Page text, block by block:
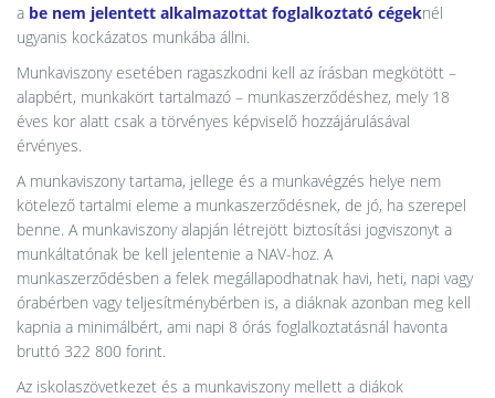
a be nem jelentett alkalmazottat foglalkoztató cégeknél
ugyanis kockázatos munkába állni.
Munkaviszony esetében ragaszkodni kell az írásban megkötött –
alapbért, munkakört tartalmazó – munkaszerződéshez, mely 18
éves kor alatt csak a törvényes képviselő hozzájárulásával
érvényes.
A munkaviszony tartama, jellege és a munkavégzés helye nem
kötelező tartalmi eleme a munkaszerződésnek, de jó, ha szerepel
benne. A munkaviszony alapján létrejött biztosítási jogviszonyt a
munkáltatónak be kell jelentenie a NAV-hoz. A
munkaszerződésben a felek megállapodhatnak havi, heti, napi vagy
órabérben vagy teljesítménybérben is, a diáknak azonban meg kell
kapnia a minimálbért, ami napi 8 órás foglalkoztatásnál havonta
bruttó 322 800 forint.
Az iskolaszövetkezet és a munkaviszony mellett a diákok